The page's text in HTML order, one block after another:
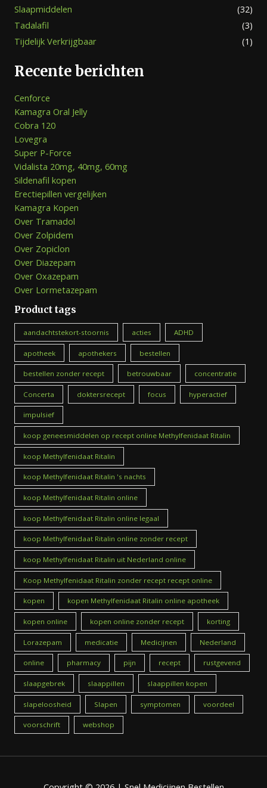
Slaapmiddelen
(32)
Tadalafil
(3)
Tijdelijk Verkrijgbaar
(1)
Recente berichten
Cenforce
Kamagra Oral Jelly
Cobra 120
Lovegra
Super P-Force
Vidalista 20mg, 40mg, 60mg
Sildenafil kopen
Erectiepillen vergelijken
Kamagra Kopen
Over Tramadol
Over Zolpidem
Over Zopiclon
Over Diazepam
Over Oxazepam
Over Lormetazepam
Product tags
aandachtstekort-stoornis acties ADHD
apotheek apothekers bestellen
bestellen zonder recept betrouwbaar concentratie
Concerta doktersrecept focus hyperactief
impulsief
koop geneesmiddelen op recept online Methylfenidaat Ritalin
koop Methylfenidaat Ritalin
koop Methylfenidaat Ritalin 's nachts
koop Methylfenidaat Ritalin online
koop Methylfenidaat Ritalin online legaal
koop Methylfenidaat Ritalin online zonder recept
koop Methylfenidaat Ritalin uit Nederland online
Koop Methylfenidaat Ritalin zonder recept recept online
kopen kopen Methylfenidaat Ritalin online apotheek
kopen online kopen online zonder recept korting
Lorazepam medicatie Medicijnen Nederland
online pharmacy pijn recept rustgevend
slaapgebrek slaappillen slaappillen kopen
slapeloosheid Slapen symptomen voordeel
voorschrift webshop